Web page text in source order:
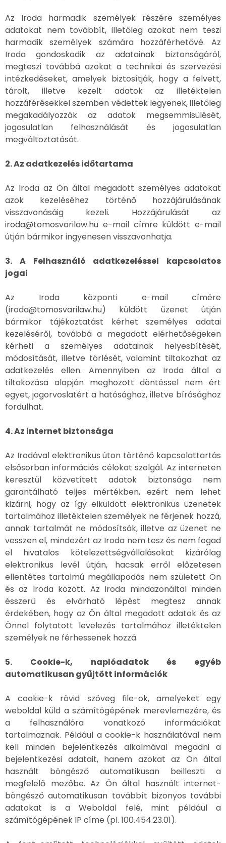
Az Iroda harmadik személyek részére személyes
adatokat nem továbbít, illetőleg azokat nem teszi
harmadik személyek számára hozzáférhetővé. Az
Iroda gondoskodik az adatainak biztonságáról,
megteszi továbbá azokat a technikai és szervezési
intézkedéseket, amelyek biztosítják, hogy a felvett,
tárolt, illetve kezelt adatok az illetéktelen
hozzáférésekkel szemben védettek legyenek, illetőleg
megakadályozzák az adatok megsemmisülését,
jogosulatlan felhasználását és jogosulatlan
megváltoztatását.
2. Az adatkezelés időtartama
Az Iroda az Ön által megadott személyes adatokat
azok kezeléséhez történő hozzájárulásának
visszavonásáig kezeli. Hozzájárulását az
iroda@tomosvarilaw.hu e-mail címre küldött e-mail
útján bármikor ingyenesen visszavonhatja.
3. A Felhasználó adatkezeléssel kapcsolatos
jogai
Az Iroda központi e-mail címére
(iroda@tomosvarilaw.hu) küldött üzenet útján
bármikor tájékoztatást kérhet személyes adatai
kezeléséről, továbbá a megadott elérhetőségeken
kérheti a személyes adatainak helyesbítését,
módosítását, illetve törlését, valamint tiltakozhat az
adatkezelés ellen. Amennyiben az Iroda által a
tiltakozása alapján meghozott döntéssel nem ért
egyet, jogorvoslatért a hatósághoz, illetve bírósághoz
fordulhat.
4. Az internet biztonsága
Az Irodával elektronikus úton történő kapcsolattartás
elsősorban információs célokat szolgál. Az interneten
keresztül közvetített adatok biztonsága nem
garantálható teljes mértékben, ezért nem lehet
kizárni, hogy az így elküldött elektronikus üzenetek
tartalmához illetéktelen személyek ne férjenek hozzá,
annak tartalmát ne módosítsák, illetve az üzenet ne
vesszen el, mindezért az Iroda nem tesz és nem fogad
el hivatalos kötelezettségvállalásokat kizárólag
elektronikus levél útján, hacsak erről előzetesen
ellentétes tartalmú megállapodás nem született Ön
és az Iroda között. Az Iroda mindazonáltal minden
ésszerű és elvárható lépést megtesz annak
érdekében, hogy az Ön által megadott adatok és az
Önnel folytatott levelezés tartalmához illetéktelen
személyek ne férhessenek hozzá.
5. Cookie-k, naplóadatok és egyéb
automatikusan gyűjtött információk
A cookie-k rövid szöveg file-ok, amelyeket egy
weboldal küld a számítógépének merevlemezére, és
a felhasználóra vonatkozó információkat
tartalmaznak. Például a cookie-k használatával nem
kell minden bejelentkezés alkalmával megadni a
bejelentkezési adatait, hanem azokat az Ön által
használt böngésző automatikusan beilleszti a
megfelelő mezőbe. Az Ön által használt internet-
böngésző automatikusan továbbít bizonyos további
adatokat is a Weboldal felé, mint például a
számítógépének IP címe (pl. 100.454.23.01).